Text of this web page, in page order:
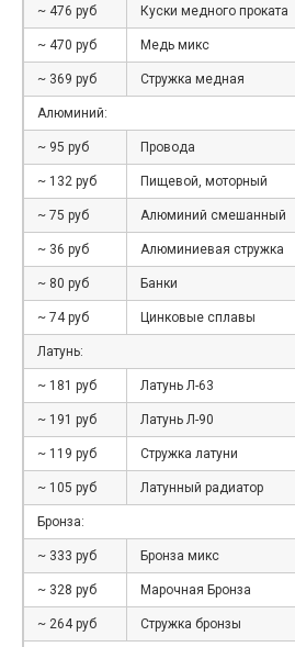
~ 476 руб Куски медного проката
~ 470 руб Медь микс
~ 369 руб Стружка медная
Алюминий:
~ 95 руб Провода
~ 132 руб Пищевой, моторный
~ 75 руб Алюминий смешанный
~ 36 руб Алюминиевая стружка
~ 80 руб Банки
~ 74 руб Цинковые сплавы
Латунь:
~ 181 руб Латунь Л-63
~ 191 руб Латунь Л-90
~ 119 руб Стружка латуни
~ 105 руб Латунный радиатор
Бронза:
~ 333 руб Бронза микс
~ 328 руб Марочная Бронза
~ 264 руб Стружка бронзы